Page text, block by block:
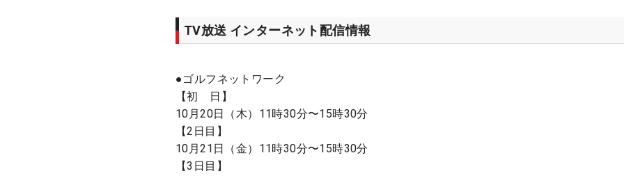
TV放送 インターネット配信情報
●ゴルフネットワーク
【初 日】
10月20日（木）11時30分〜15時30分
【2日目】
10月21日（金）11時30分〜15時30分
【3日目】